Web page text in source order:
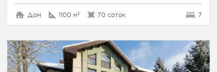
Дом 1100 м² 70 соток 7